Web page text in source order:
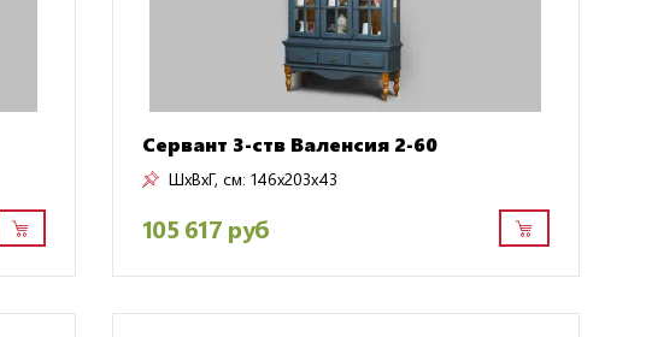
Сервант 3-ств Валенсия 2-60
ШxВxГ, см: 146x203x43
105 617 руб